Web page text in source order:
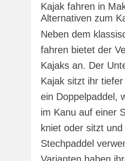
Kajak fahren in
Alternativen zum
Neben dem
fahren bietet der
Kajaks an. Der
Kajak sitzt ihr
ein Doppelpaddel,
im Kanu auf einer
kniet oder sitzt und
Stechpaddel
Varianten haben